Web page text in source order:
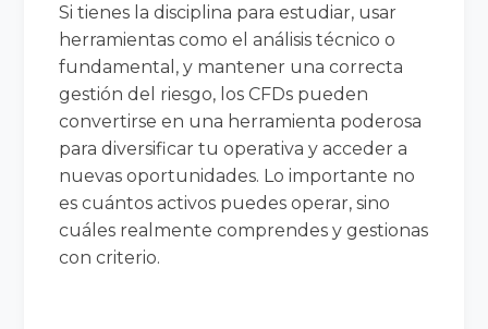
Si tienes la disciplina para estudiar, usar
herramientas como el análisis técnico o
fundamental, y mantener una correcta
gestión del riesgo, los CFDs pueden
convertirse en una herramienta poderosa
para diversificar tu operativa y acceder a
nuevas oportunidades. Lo importante no
es cuántos activos puedes operar, sino
cuáles realmente comprendes y gestionas
con criterio.